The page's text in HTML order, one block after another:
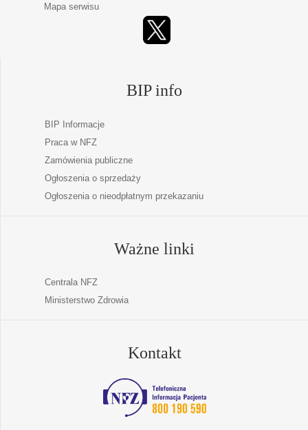
Mapa serwisu
BIP info
BIP Informacje
Praca w NFZ
Zamówienia publiczne
Ogłoszenia o sprzedaży
Ogłoszenia o nieodpłatnym przekazaniu
Ważne linki
Centrala NFZ
Ministerstwo Zdrowia
Kontakt